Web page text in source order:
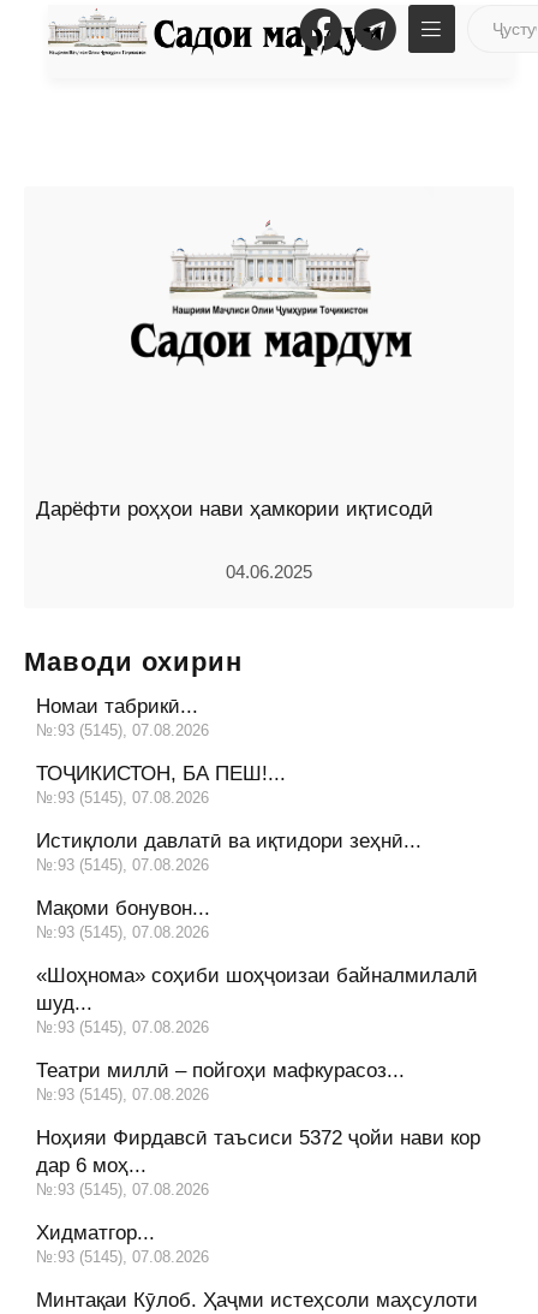
Дарёфти роҳҳои нави ҳамкории иқтисодӣ
04.06.2025
Маводи охирин
Номаи табрикӣ...
№:93 (5145), 07.08.2026
ТОҶИКИСТОН, БА ПЕШ!...
№:93 (5145), 07.08.2026
Истиқлоли давлатӣ ва иқтидори зеҳнӣ...
№:93 (5145), 07.08.2026
Мақоми бонувон...
№:93 (5145), 07.08.2026
«Шоҳнома» соҳиби шоҳҷоизаи байналмилалӣ
шуд...
№:93 (5145), 07.08.2026
Театри миллӣ – пойгоҳи мафкурасоз...
№:93 (5145), 07.08.2026
Ноҳияи Фирдавсӣ таъсиси 5372 ҷойи нави кор
дар 6 моҳ...
№:93 (5145), 07.08.2026
Хидматгор...
№:93 (5145), 07.08.2026
Минтақаи Кӯлоб. Ҳаҷми истеҳсоли маҳсулоти